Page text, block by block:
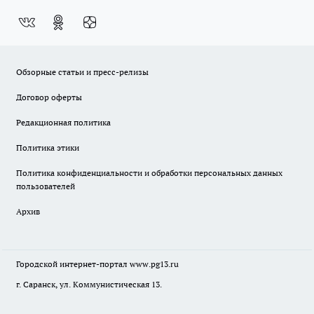
Обзорные статьи и пресс-релизы
Договор оферты
Редакционная политика
Политика этики
Политика конфиденциальности и обработки персональных данных
пользователей
Архив
Городской интернет-портал www.pg13.ru
г. Саранск, ул. Коммунистическая 13.